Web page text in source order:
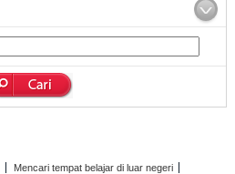
Mencari tempat belajar di luar negeri